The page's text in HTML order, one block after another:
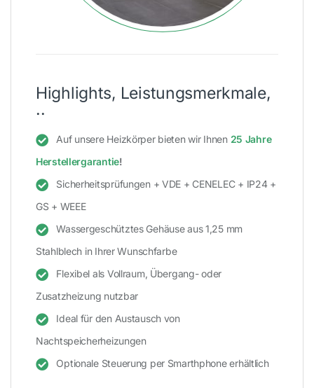
Highlights, Leistungsmerkmale,
..
Auf unsere Heizkörper bieten wir Ihnen 25 Jahre
Herstellergarantie!
Sicherheitsprüfungen + VDE + CENELEC + IP24 +
GS + WEEE
Wassergeschütztes Gehäuse aus 1,25 mm
Stahlblech in Ihrer Wunschfarbe
Flexibel als Vollraum, Übergang- oder
Zusatzheizung nutzbar
Ideal für den Austausch von
Nachtspeicherheizungen
Optionale Steuerung per Smarthphone erhältlich